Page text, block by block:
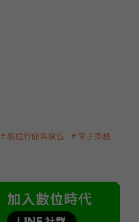
＃數位行銷與廣告 ＃電子商務